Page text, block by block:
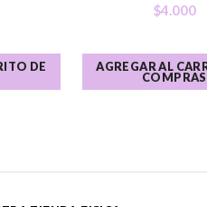
DE
$4.000
AGREGAR AL
COMPRAS